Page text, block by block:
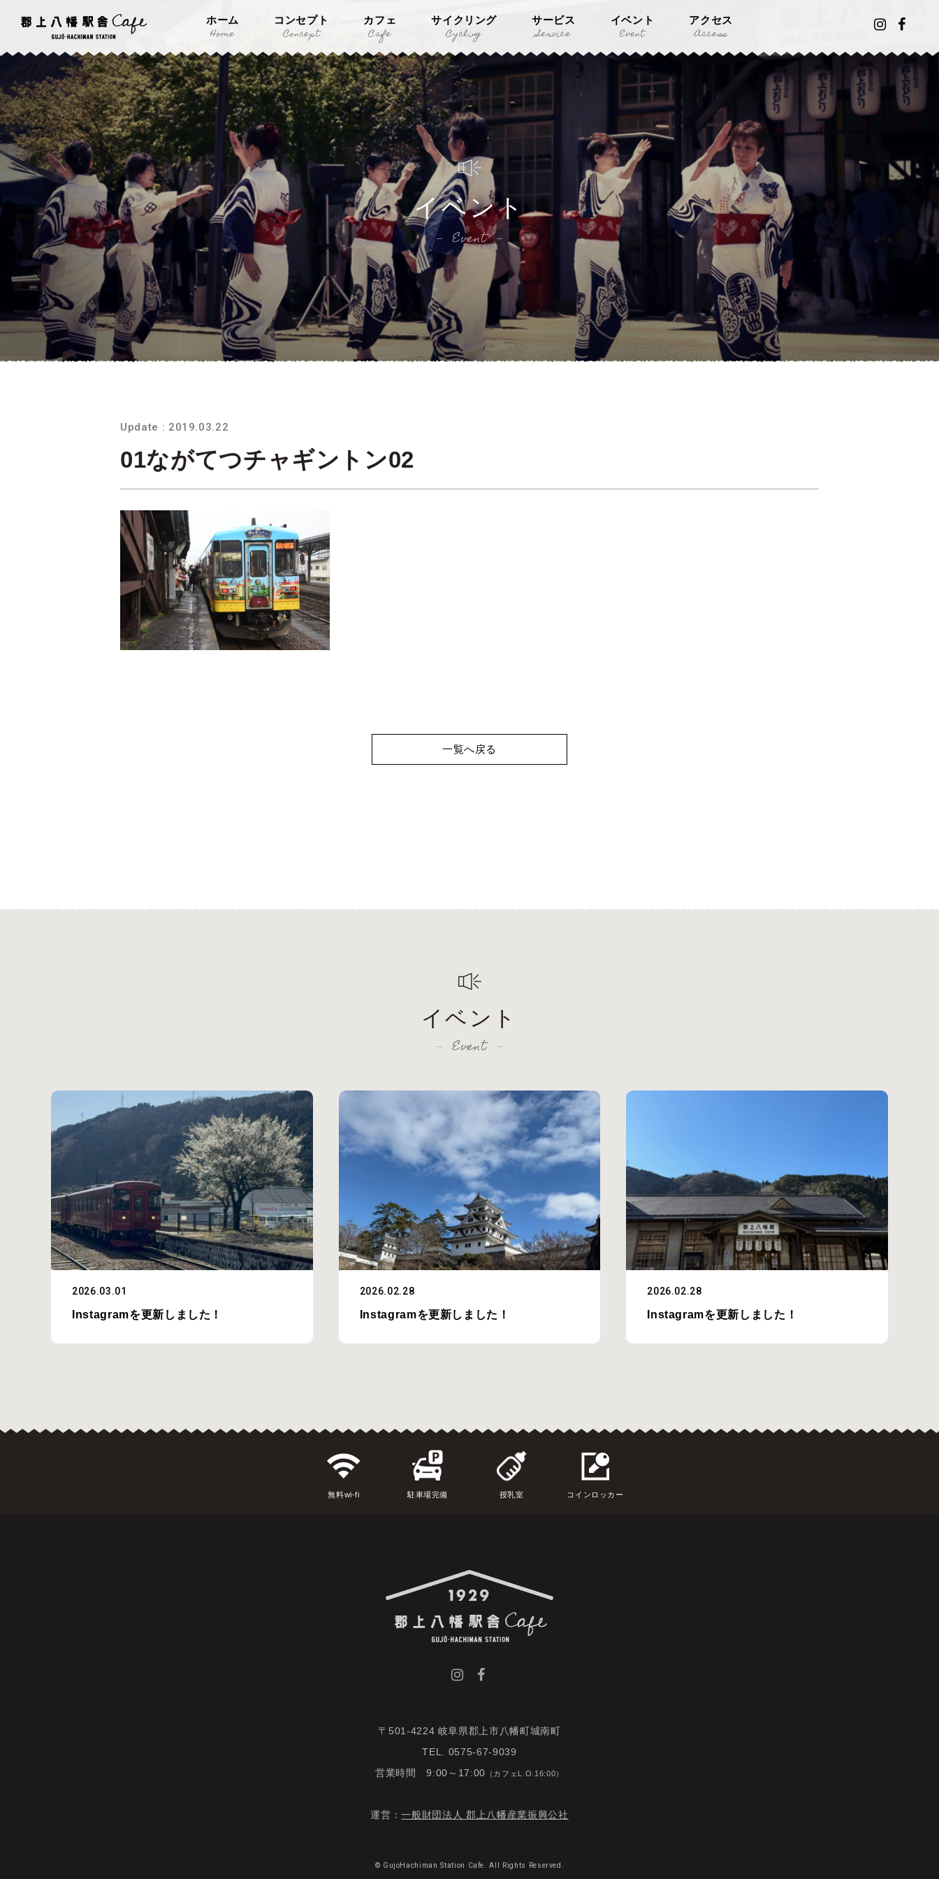
ホーム
Home
コンセプト
Concept
カフェ
Cafe
サイクリング
Cycling
サービス
Service
イベント
Event
アクセス
Access
イベント
Event
Update : 2019.03.22
01ながてつチャギントン02
一覧へ戻る
イベント
Event
2026.03.01
Instagramを更新しました！
2026.02.28
Instagramを更新しました！
2026.02.28
Instagramを更新しました！
無料wi-fi 駐車場完備 授乳室 コインロッカー
〒501-4224 岐阜県郡上市八幡町城南町
TEL. 0575-67-9039
営業時間 9:00～17:00 （カフェL.O.16:00）
運営：一般財団法人 郡上八幡産業振興公社
© GujoHachiman Station Cafe. All Rights Reserved.